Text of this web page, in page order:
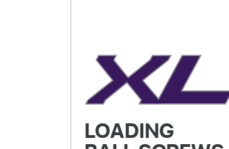
LOADING